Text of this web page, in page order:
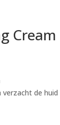
Cream
40,50.
de huid